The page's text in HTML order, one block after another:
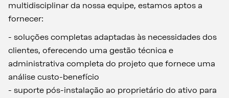
multidisciplinar da nossa equipe, estamos aptos a
fornecer:
- soluções completas adaptadas às necessidades dos
clientes, oferecendo uma gestão técnica e
administrativa completa do projeto que fornece uma
análise custo-benefício
- suporte pós-instalação ao proprietário do ativo para